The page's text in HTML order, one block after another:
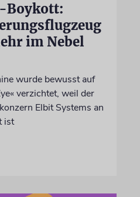
Boykott:
im Nebel
wurde bewusst auf
verzichtet, weil der
Elbit Systems an
ist